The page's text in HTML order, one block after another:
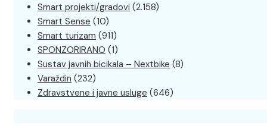
Smart projekti/gradovi (2.158)
Smart Sense (10)
Smart turizam (911)
SPONZORIRANO (1)
Sustav javnih bicikala – Nextbike (8)
Varaždin (232)
Zdravstvene i javne usluge (646)